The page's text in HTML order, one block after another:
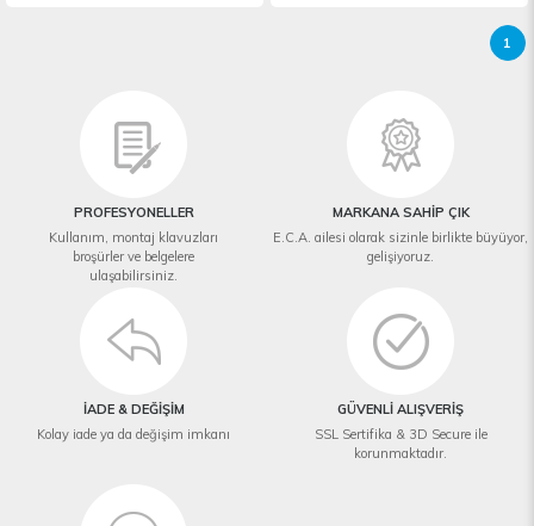
1
PROFESYONELLER
Kullanım, montaj klavuzları
broşürler ve belgelere
ulaşabilirsiniz.
MARKANA SAHİP ÇIK
E.C.A. ailesi olarak sizinle birlikte büyüyor,
gelişiyoruz.
İADE & DEĞİŞİM
Kolay iade ya da değişim imkanı
GÜVENLİ ALIŞVERİŞ
SSL Sertifika & 3D Secure ile
korunmaktadır.